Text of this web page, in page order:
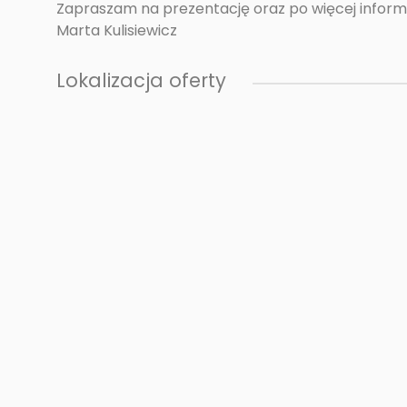
Zapraszam na prezentację oraz po więcej
Marta Kulisiewicz
Lokalizacja oferty